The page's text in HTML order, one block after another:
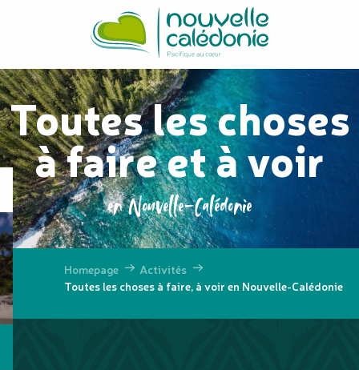
principal
Toutes les choses
à faire et à voir
en Nouvelle-Calédonie
Homepage
Activités
Toutes les choses à faire, à voir en Nouvelle-Calédonie